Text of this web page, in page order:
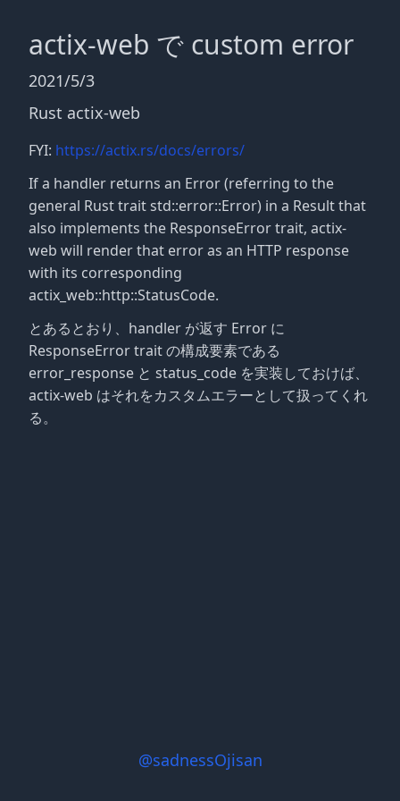
actix-web で custom error
2021/5/3
Rust actix-web
FYI: https://actix.rs/docs/errors/
If a handler returns an Error (referring to the
general Rust trait std::error::Error) in a Result that
also implements the ResponseError trait, actix-
web will render that error as an HTTP response
with its corresponding
actix_web::http::StatusCode.
とあるとおり、handler が返す Error に
ResponseError trait の構成要素である
error_response と status_code を実装しておけば、
actix-web はそれをカスタムエラーとして扱ってくれ
る。
@sadnessOjisan